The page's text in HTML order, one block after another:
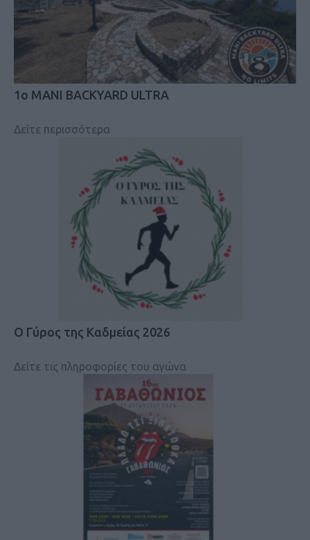
1ο MANI BACKYARD ULTRA
Δείτε περισσότερα
Ο Γύρος της Καδμείας 2026
Δείτε τις πληροφορίες του αγώνα